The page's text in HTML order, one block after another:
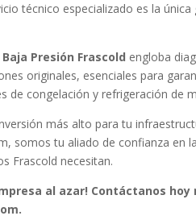
técnico especializado es la
Presión Frascold engloba
originales, esenciales para
de congelación y refrigeración de
más alto para tu
somos tu aliado de confianza en
Frascold necesitan.
al azar! Contáctanos